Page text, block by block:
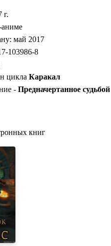
г.
аниме
май 2017
103986-8
цикла Каракал
- Предначертанное судьбой
книг